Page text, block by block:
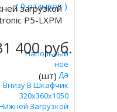
( 0 отзывов )
Напольный
Компрессорное
Да
Внизу В Шкафчик
320x360х1050
Загрузкой
загрузкой
P5-LXPM
400 руб.
(шт)